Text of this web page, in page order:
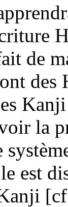
de
des
la
est